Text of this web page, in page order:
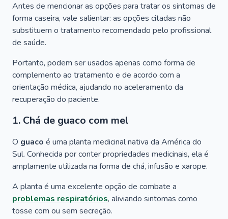
Antes de mencionar as opções para tratar os sintomas de
forma caseira, vale salientar: as opções citadas não
substituem o tratamento recomendado pelo profissional
de saúde.
Portanto, podem ser usados apenas como forma de
complemento ao tratamento e de acordo com a
orientação médica, ajudando no aceleramento da
recuperação do paciente.
1. Chá de guaco com mel
O guaco é uma planta medicinal nativa da América do
Sul. Conhecida por conter propriedades medicinais, ela é
amplamente utilizada na forma de chá, infusão e xarope.
A planta é uma excelente opção de combate a
problemas respiratórios, aliviando sintomas como
tosse com ou sem secreção.